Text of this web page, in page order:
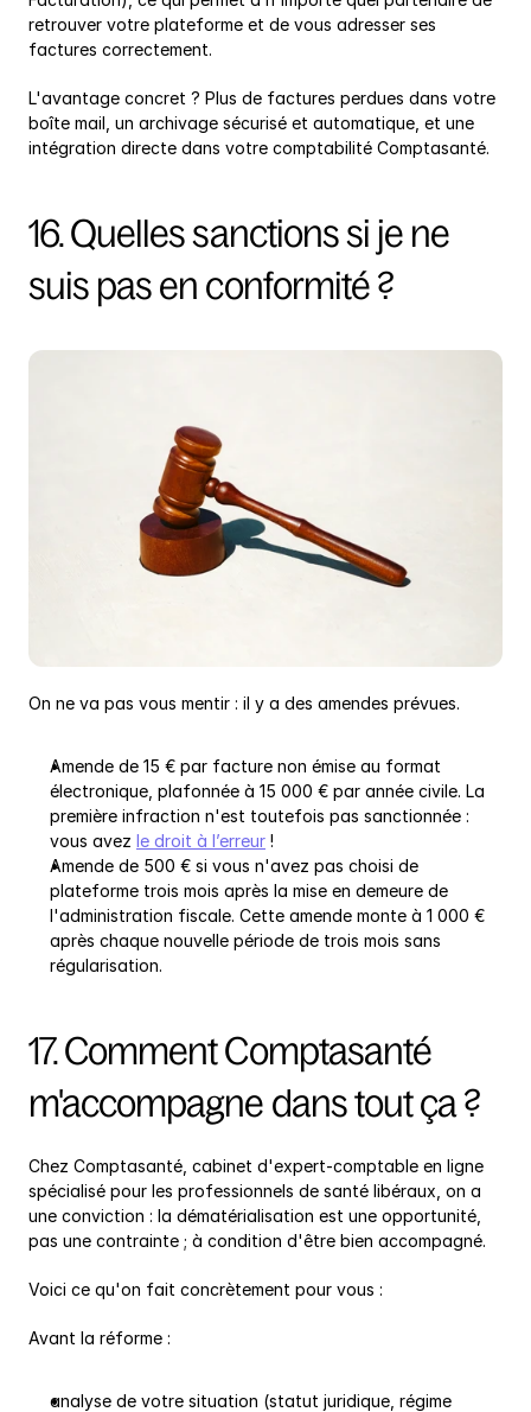
retrouver votre plateforme et de vous adresser ses
factures correctement.
L'avantage concret ? Plus de factures perdues dans votre
boîte mail, un archivage sécurisé et automatique, et une
intégration directe dans votre comptabilité Comptasanté.
16. Quelles sanctions si je ne
suis pas en conformité ?
On ne va pas vous mentir : il y a des amendes prévues.
Amende de 15 € par facture non émise au format
électronique, plafonnée à 15 000 € par année civile. La
première infraction n'est toutefois pas sanctionnée :
vous avez le droit à l’erreur !
Amende de 500 € si vous n'avez pas choisi de
plateforme trois mois après la mise en demeure de
l'administration fiscale. Cette amende monte à 1 000 €
après chaque nouvelle période de trois mois sans
régularisation.
17. Comment Comptasanté
m'accompagne dans tout ça ?
Chez Comptasanté, cabinet d'expert-comptable en ligne
spécialisé pour les professionnels de santé libéraux, on a
une conviction : la dématérialisation est une opportunité,
pas une contrainte ; à condition d'être bien accompagné.
Voici ce qu'on fait concrètement pour vous :
Avant la réforme :
analyse de votre situation (statut juridique, régime